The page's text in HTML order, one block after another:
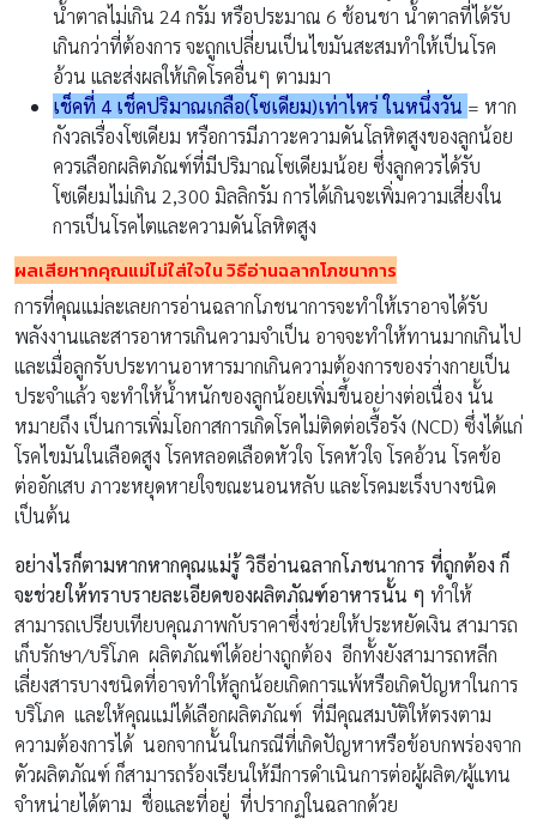
น้ำตาลไม่เกิน 24 กรัม หรือประมาณ 6 ช้อนชา น้ำตาลที่ได้รับ
เกินกว่าที่ต้องการ จะถูกเปลี่ยนเป็นไขมันสะสมทำให้เป็นโรค
อ้วน และส่งผลให้เกิดโรคอื่นๆ ตามมา
เช็คที่ 4 เช็คปริมาณเกลือ(โซเดียม)เท่าไหร่ ในหนึ่งวัน = หาก
กังวลเรื่องโซเดียม หรือการมีภาวะความดันโลหิตสูงของลูกน้อย
ควรเลือกผลิตภัณฑ์ที่มีปริมาณโซเดียมน้อย ซึ่งลูกควรได้รับ
โซเดียมไม่เกิน 2,300 มิลลิกรัม การได้เกินจะเพิ่มความเสี่ยงใน
การเป็นโรคไตและความดันโลหิตสูง
ผลเสียหากคุณแม่ไม่ใส่ใจใน วิธีอ่านฉลากโภชนาการ
การที่คุณแม่ละเลยการอ่านฉลากโภชนาการจะทำให้เราอาจได้รับ
พลังงานและสารอาหารเกินความจำเป็น อาจจะทำให้ทานมากเกินไป
และเมื่อลูกรับประทานอาหารมากเกินความต้องการของร่างกายเป็น
ประจำแล้ว จะทำให้น้ำหนักของลูกน้อยเพิ่มขึ้นอย่างต่อเนื่อง นั้น
หมายถึง เป็นการเพิ่มโอกาสการเกิดโรคไม่ติดต่อเรื้อรัง (NCD) ซึ่งได้แก่
โรคไขมันในเลือดสูง โรคหลอดเลือดหัวใจ โรคหัวใจ โรคอ้วน โรคข้อ
ต่ออักเสบ ภาวะหยุดหายใจขณะนอนหลับ และโรคมะเร็งบางชนิด
เป็นต้น
อย่างไรก็ตามหากหากคุณแม่รู้ วิธีอ่านฉลากโภชนาการ ที่ถูกต้อง ก็
จะช่วยให้ทราบรายละเอียดของผลิตภัณฑ์อาหารนั้น ๆ ทำให้
สามารถเปรียบเทียบคุณภาพกับราคาซึ่งช่วยให้ประหยัดเงิน สามารถ
เก็บรักษา/บริโภค ผลิตภัณฑ์ได้อย่างถูกต้อง อีกทั้งยังสามารถหลีก
เลี่ยงสารบางชนิดที่อาจทำให้ลูกน้อยเกิดการแพ้หรือเกิดปัญหาในการ
บริโภค และให้คุณแม่ได้เลือกผลิตภัณฑ์ ที่มีคุณสมบัติให้ตรงตาม
ความต้องการได้ นอกจากนั้นในกรณีที่เกิดปัญหาหรือข้อบกพร่องจาก
ตัวผลิตภัณฑ์ ก็สามารถร้องเรียนให้มีการดำเนินการต่อผู้ผลิต/ผู้แทน
จำหน่ายได้ตาม ชื่อและที่อยู่ ที่ปรากฏในฉลากด้วย